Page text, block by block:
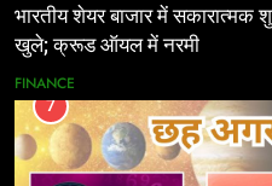
भारतीय शेयर बाजार में
खुले; क्रूड ऑयल में नरमी
FINANCE
7